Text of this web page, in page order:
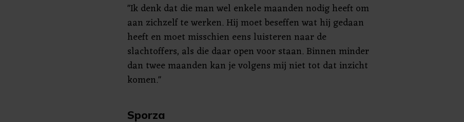
"Ik denk dat die man wel enkele maanden nodig heeft om
aan zichzelf te werken. Hij moet beseffen wat hij gedaan
heeft en moet misschien eens luisteren naar de
slachtoffers, als die daar open voor staan. Binnen minder
dan twee maanden kan je volgens mij niet tot dat inzicht
komen."
Sporza